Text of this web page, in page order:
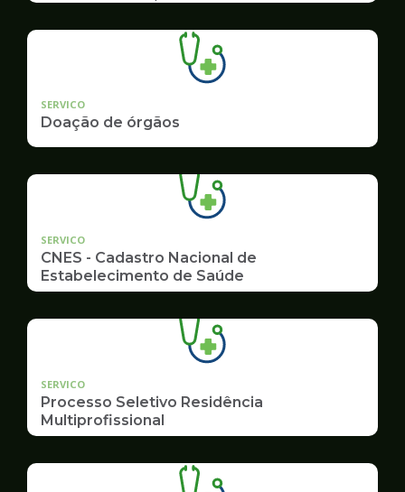
SERVICO
Doação de órgãos
SERVICO
CNES - Cadastro Nacional de
Estabelecimento de Saúde
SERVICO
Processo Seletivo Residência
Multiprofissional